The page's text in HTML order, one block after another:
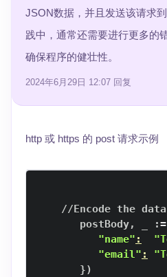
JSON数据，并且发送该请求
践中，通常还需要进行更多的
确保程序的健壮性。
2024年6月29日 12:07 回复
http 或 https 的 post 请求示例
       postBody, _ :
=
"name" :
"email" :
})